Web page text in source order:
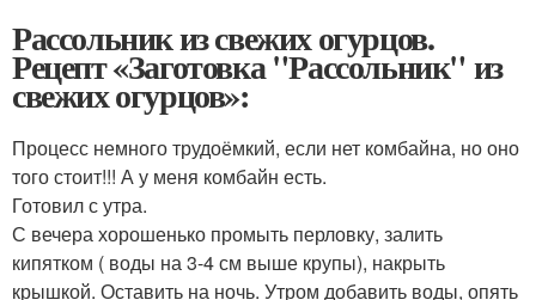
Рассольник из свежих огурцов.
Рецепт «Заготовка "Рассольник" из
свежих огурцов»:
Процесс немного трудоёмкий, если нет комбайна, но оно
того стоит!!! А у меня комбайн есть.
Готовил с утра.
С вечера хорошенько промыть перловку, залить
кипятком ( воды на 3-4 см выше крупы), накрыть
крышкой. Оставить на ночь. Утром добавить воды, опять